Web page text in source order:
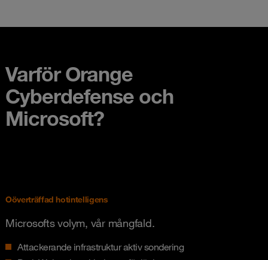
Varför Orange
Cyberdefense och
Microsoft?
Oöverträffad hotintelligens
Microsofts volym, vår mångfald.
Attackerande infrastruktur aktiv sondering